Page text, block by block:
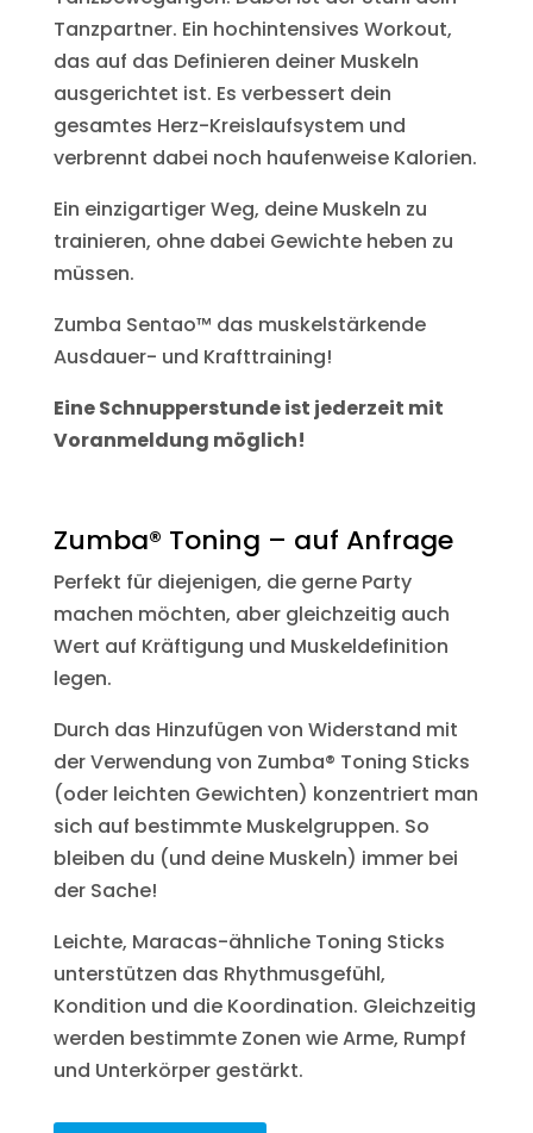
Tanzpartner. Ein hochintensives Workout,
das auf das Definieren deiner Muskeln
ausgerichtet ist. Es verbessert dein
gesamtes Herz-Kreislaufsystem und
verbrennt dabei noch haufenweise Kalorien.
Ein einzigartiger Weg, deine Muskeln zu
trainieren, ohne dabei Gewichte heben zu
müssen.
Zumba Sentao™ das muskelstärkende
Ausdauer- und Krafttraining!
Eine Schnupperstunde ist jederzeit mit
Voranmeldung möglich!
Zumba® Toning – auf Anfrage
Perfekt für diejenigen, die gerne Party
machen möchten, aber gleichzeitig auch
Wert auf Kräftigung und Muskeldefinition
legen.
Durch das Hinzufügen von Widerstand mit
der Verwendung von Zumba® Toning Sticks
(oder leichten Gewichten) konzentriert man
sich auf bestimmte Muskelgruppen. So
bleiben du (und deine Muskeln) immer bei
der Sache!
Leichte, Maracas-ähnliche Toning Sticks
unterstützen das Rhythmusgefühl,
Kondition und die Koordination. Gleichzeitig
werden bestimmte Zonen wie Arme, Rumpf
und Unterkörper gestärkt.